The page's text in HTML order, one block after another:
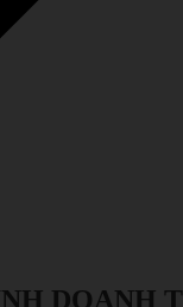
DOANH